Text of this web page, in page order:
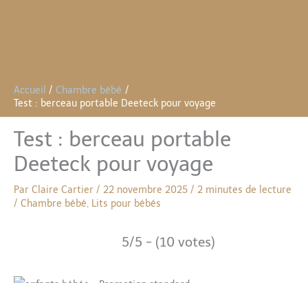
Accueil
Chambre bébé
Test : berceau portable Deeteck pour voyage
Test : berceau portable
Deeteck pour voyage
Par Claire Cartier / 22 novembre 2025 / 2 minutes de lecture
/ Chambre bébé, Lits pour bébés
5/5 - (10 votes)